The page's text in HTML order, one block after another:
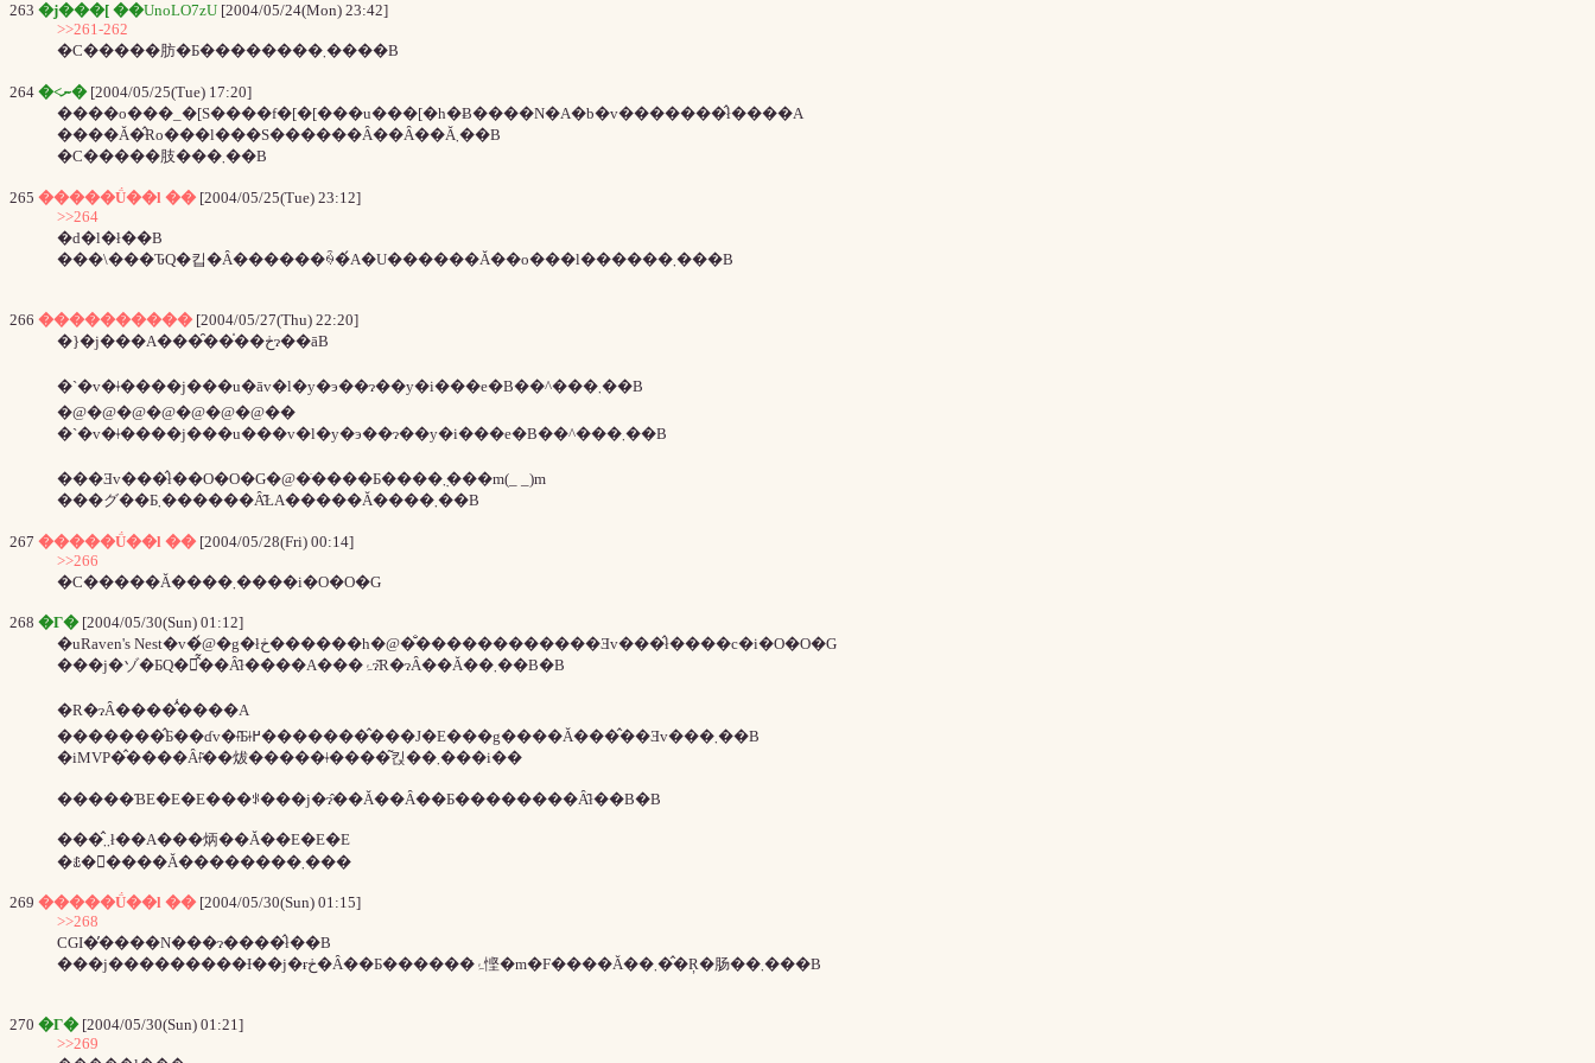
263 �j���[ ��UnoLO7zU [2004/05/24(Mon) 23:42]
>>261-262
�C�����肪�Ƃ��������܂����B
264 �˂ނ�
[2004/05/25(Tue) 17:20]
����o���_�[S����f�[�[���u���[�h�Ƀ����N�A�b�v�������̂ł����A
����Ă�̂Ɍo���l���S������Ȃ��Ȃ��Ă܂��B
�C�����肢���܂��B
265 �����Ǘ��l �� [2004/05/25(Tue) 23:12]
>>264
�d�l�ł��B
���\���ԎQ�킵�Ȃ������ꍇ�́A�U������Ă��o���l������܂���B
266 ���������� [2004/05/27(Thu) 22:20]
�}�j���A���̑��̍��ڂɂ��āB
�`�v�ǂ����j���u�āv�l�y�э��ɂ��y�i���e�B��^���܂��B
�@�@�@�@�@�@�@��
�`�v�ǂ����j���u���v�l�y�э��ɂ��y�i���e�B��^���܂��B
���Ǝv���̂ł��O�O�G�@�ׂ����Ƃ����݂܂���m(_ _)m
���グ��Ƃ܂������Ȃ̂ŁA�����Ă����܂��B
267 �����Ǘ��l �� [2004/05/28(Fri) 00:14]
>>266
�C�����Ă����܂����i�O�O�G
268 �Γ�[2004/05/30(Sun) 01:12]
�uRaven's Nest�v�́@�g�łڂ������h�@�̐������������Ǝv���̂ł����c�i�O�O�G
���j�ゾ�ƂQ�̂͂��Ȃ̂ł����A���ۂɂ͂R�ɂȂ��Ă��܂��B�B
�R�ɂȂ����̂͑����A
�������̂Ƃ��ɗv�ǂ̂Ƃǂ߂��������̂��J�E���g����Ă���̂��Ǝv���܂��B
�iMVP�̂����Ȃǂ͂��炦�����ǂ����͂킩��܂���i��
�����ƁE�E�E���ꂪ���j�ɂ̂��Ă��Ȃ��Ƃ��������Ȃ̂ł��B�B
���̂܂܂ł��A���炳��Ă��E�E�E
�ꉞ�񍐂����Ă��������܂���
269 �����Ǘ��l �� [2004/05/30(Sun) 01:15]
>>268
CGI�̓����N���ɂ����̂ł��B
���j���������Ɨ��j�ɍڂ�Ȃ��Ƃ������ۂ͂悭�m�F����Ă��܂��̂Ŗ�肠��܂���B
270 �Γ�[2004/05/30(Sun) 01:21]
>>269